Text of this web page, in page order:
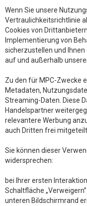
Wenn Sie unsere
Vertraulichkeitsrichtlinie
Cookies von
Implementierung von
sicherzustellen und
auf und außerhalb
Zu den für MPC-Zwecke
Metadaten,
Streaming-Daten. Diese
Handelspartner
relevantere Werbung
auch Dritten frei
Sie können dieser
widersprechen:
bei Ihrer ersten
Schaltfläche „Verweigern
unteren Bildschirmrand